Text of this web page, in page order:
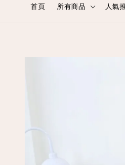
首頁 所有商品 人氣